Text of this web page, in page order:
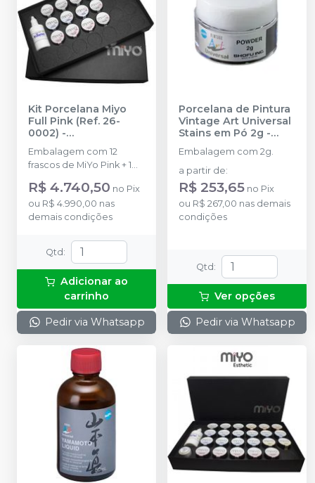
Kit Porcelana Miyo
Full Pink (Ref. 26-
0002) -
ODONTOMEGA
Embalagem com 12
frascos de MiYo Pink + 1
Líquido de Glaze.
R$ 4.740,50 no Pix
ou R$ 4.990,00 nas
demais condições
Qtd :
Adicionar ao
carrinho
Pedir via Whatsapp
Porcelana de Pintura
Vintage Art Universal
Stains em Pó 2g -
SHOFU
Embalagem com 2g.
a partir de:
R$ 253,65 no Pix
ou R$ 267,00 nas demais
condições
Qtd :
Ver opções
Pedir via Whatsapp